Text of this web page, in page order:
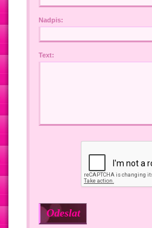
Nadpis:
Text: